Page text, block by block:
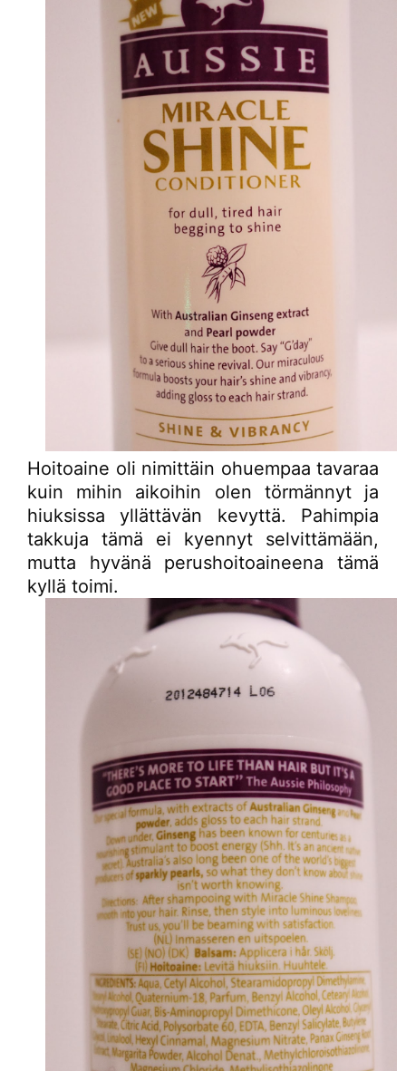
Hoitoaine oli nimittäin ohuempaa tavaraa
kuin mihin aikoihin olen törmännyt ja
hiuksissa yllättävän kevyttä. Pahimpia
takkuja tämä ei kyennyt selvittämään,
mutta hyvänä perushoitoaineena tämä
kyllä toimi.